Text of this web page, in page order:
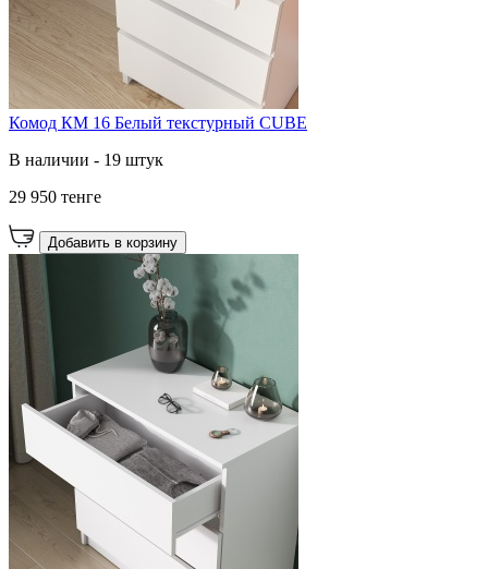
Комод КМ 16 Белый текстурный CUBE
В наличии - 19 штук
29 950 тенге
Добавить в корзину